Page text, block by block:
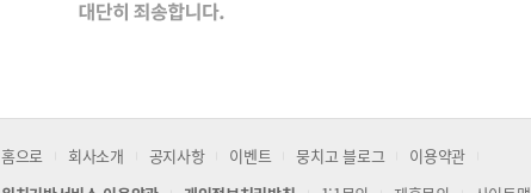
홈으로 회사소개 공지사항 이벤트 뭉치고 블로그
이용약관